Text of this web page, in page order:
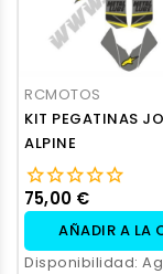
RCMOTOS
KIT PEGATINAS JOG RR
ALPINE
75,00 €
AÑADIR A LA
Disponibilidad: